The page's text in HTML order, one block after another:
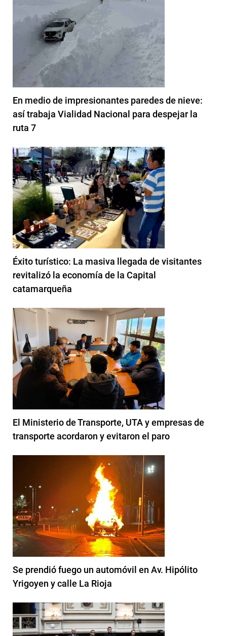
En medio de impresionantes paredes de nieve:
así trabaja Vialidad Nacional para despejar la
ruta 7
Éxito turístico: La masiva llegada de visitantes
revitalizó la economía de la Capital
catamarqueña
El Ministerio de Transporte, UTA y empresas de
transporte acordaron y evitaron el paro
Se prendió fuego un automóvil en Av. Hipólito
Yrigoyen y calle La Rioja